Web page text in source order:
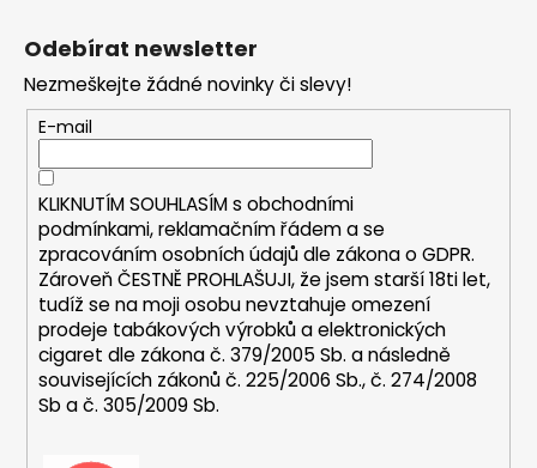
a
c
í
p
r
v
k
y
v
ý
p
i
Odebírat newsletter
Nezmeškejte žádné novinky či slevy!
E-mail
KLIKNUTÍM SOUHLASÍM s obchodními
podmínkami,reklamačním řádem a se
zpracováním osobních údajů dle zákona oGDPR.
Zároveň ČESTNĚ PROHLAŠUJI, že jsem starší 18ti let,
tudíž se na moji osobu nevztahuje omezení
prodeje tabákových výrobků a elektronických
cigaret dle zákona č. 379/2005 Sb. a následně
souvisejících zákonů č. 225/2006 Sb., č. 274/2008
Sb a č. 305/2009 Sb.